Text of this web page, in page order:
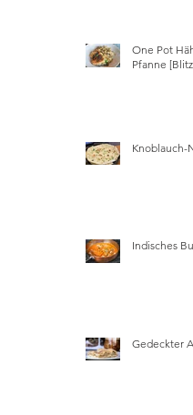
One Pot
Pfanne
Knoblauch-
Indisches
Gedeckter